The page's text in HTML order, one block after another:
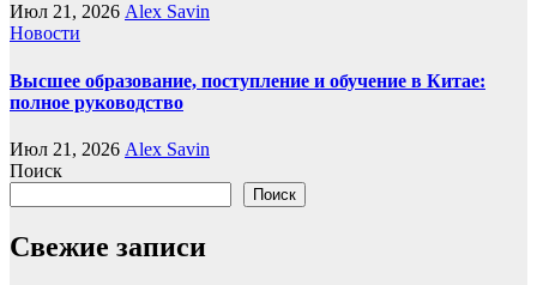
Июл 21, 2026 Alex Savin
Новости
Высшее образование, поступление и обучение в Китае:
полное руководство
Июл 21, 2026 Alex Savin
Поиск
Поиск
Свежие записи